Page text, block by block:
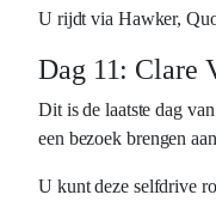
U rijdt via Hawker,
Dag 11: Clare
Dit is de laatste dag
een bezoek brengen aan
U kunt deze selfdrive